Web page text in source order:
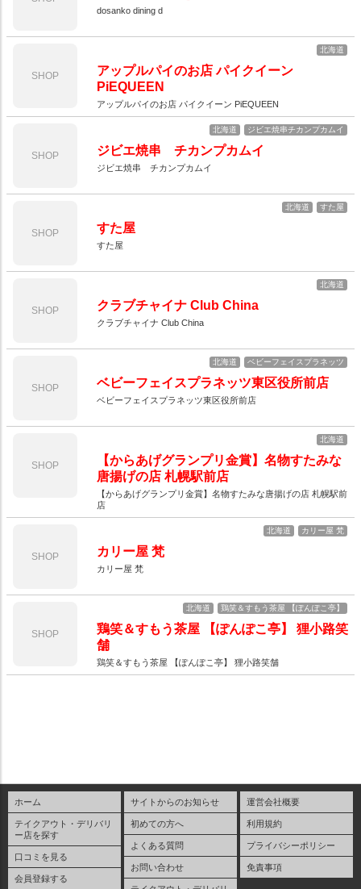
dosanko dining d
SHOP
北海道
アップルパイのお店 パイクイーン
PiEQUEEN
アップルパイのお店 パイクイーン PiEQUEEN
SHOP
北海道 ジビエ焼串チカンプカムイ
ジビエ焼串 チカンプカムイ
ジビエ焼串 チカンプカムイ
SHOP
北海道 すた屋
すた屋
すた屋
SHOP
北海道
クラブチャイナ Club China
クラブチャイナ Club China
SHOP
北海道 ベビーフェイスプラネッツ
ベビーフェイスプラネッツ東区役所前店
ベビーフェイスプラネッツ東区役所前店
SHOP
北海道
【からあげグランプリ金賞】名物すたみな
唐揚げの店 札幌駅前店
【からあげグランプリ金賞】名物すたみな唐揚げの店 札幌駅前
店
SHOP
北海道 カリー屋 梵
カリー屋 梵
カリー屋 梵
SHOP
北海道 鶏笑＆すもう茶屋 【ぽんぽこ亭】
鶏笑＆すもう茶屋 【ぽんぽこ亭】 狸小路笑
舗
鶏笑＆すもう茶屋 【ぽんぽこ亭】 狸小路笑舗
ホーム
テイクアウト・デリバリ
ー店を探す
口コミを見る
会員登録する
サイトからのお知らせ
初めての方へ
よくある質問
お問い合わせ
運営会社概要
利用規約
プライバシーポリシー
免責事項